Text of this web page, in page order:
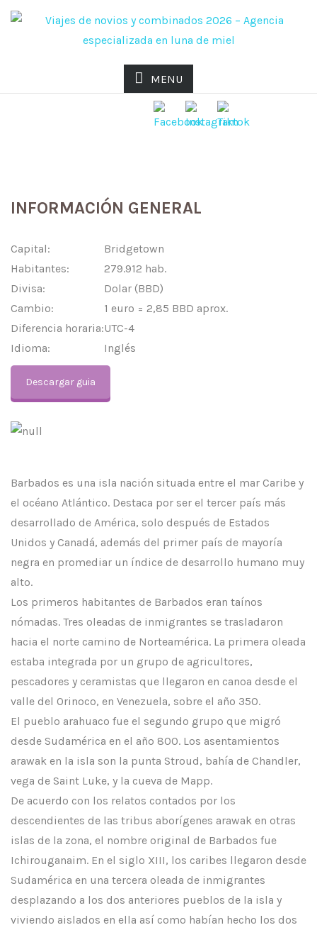
MENU
INFORMACIÓN GENERAL
Capital:
Bridgetown
Habitantes:
279.912 hab.
Divisa:
Dolar (BBD)
Cambio:
1 euro = 2,85 BBD aprox.
Diferencia horaria:UTC-4
Idioma:
Inglés
Descargar guia
Barbados es una isla nación situada entre el mar Caribe y
el océano Atlántico. Destaca por ser el tercer país más
desarrollado de América, solo después de Estados
Unidos y Canadá, además del primer país de mayoría
negra en promediar un índice de desarrollo humano muy
alto.
Los primeros habitantes de Barbados eran taínos
nómadas. Tres oleadas de inmigrantes se trasladaron
hacia el norte camino de Norteamérica. La primera oleada
estaba integrada por un grupo de agricultores,
pescadores y ceramistas que llegaron en canoa desde el
valle del Orinoco, en Venezuela, sobre el año 350.
El pueblo arahuaco fue el segundo grupo que migró
desde Sudamérica en el año 800. Los asentamientos
arawak en la isla son la punta Stroud, bahía de Chandler,
vega de Saint Luke, y la cueva de Mapp.
De acuerdo con los relatos contados por los
descendientes de las tribus aborígenes arawak en otras
islas de la zona, el nombre original de Barbados fue
Ichirouganaim. En el siglo XIII, los caribes llegaron desde
Sudamérica en una tercera oleada de inmigrantes
desplazando a los dos anteriores pueblos de la isla y
viviendo aislados en ella así como habían hecho los dos